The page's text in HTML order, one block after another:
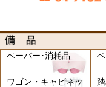
ペーパー･消耗品
ワゴン・キャビネッ